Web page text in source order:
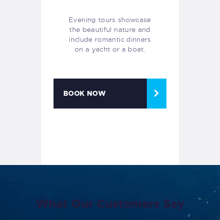
Evening tours showcase
the beautiful nature and
include romantic dinners
on a yacht or a boat.
BOOK NOW
What Our Customers Say